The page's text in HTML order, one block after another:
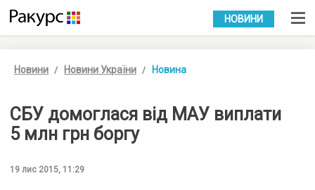
УКР РУС
НОВИНИ
Новини Новини України Новина
СБУ домоглася від МАУ виплати
5 млн грн боргу
19 лис 2015, 11:29